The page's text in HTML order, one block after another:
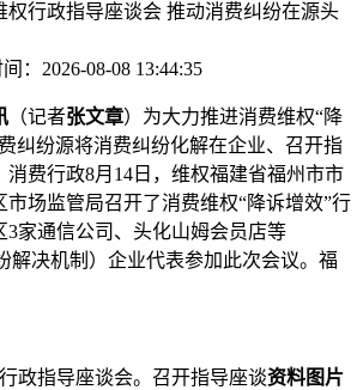
权行政指导座谈会 推动消费纠纷在源头
：2026-08-08 13:44:35
（记者张文章）为大力推进消费维权“降
纠纷源将消费纠纷化解在企业、召开指
消费行政8月14日，维权福建省福州市市
场监管局召开了消费维权“降诉增效”行
3家通信公司、头化山姆会员店等
解决机制）企业代表参加此次会议。福
政指导座谈会。召开指导座谈资料图片